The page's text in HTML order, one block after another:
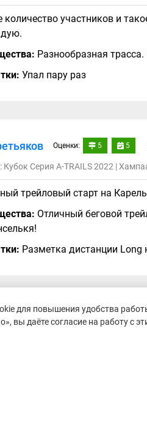
участников и
Разнообразная
Упал пару раз
Оценки: 5 5
Кубок Серия A-TRAILS 2022 |
трейловый старт на
Отличный беговой
Разметка дистанции Long
Устинов Оценки: 5 5
для повышения удобства
вы даёте согласие на работу с